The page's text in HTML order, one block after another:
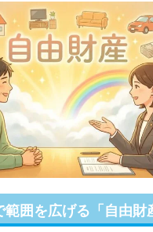
囲を広げる「自由財